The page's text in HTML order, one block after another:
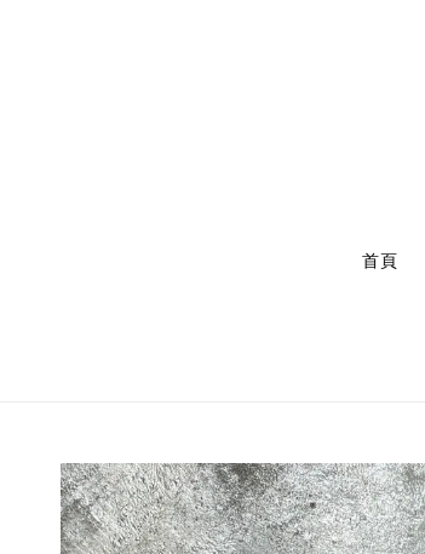
                    首頁